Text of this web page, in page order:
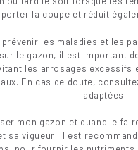
la coupe et réduit
prévenir les maladies et les
le gazon, il est important
les arrosages excessifs
En cas de doute,
adaptées.
mon gazon et quand le
sa vigueur. Il est